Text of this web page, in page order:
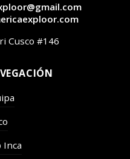
Cusco #146
Inca